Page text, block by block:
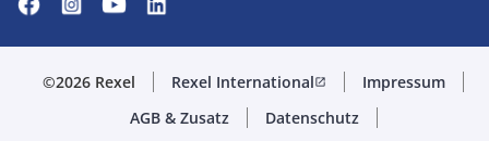
©2026 Rexel Rexel Internationalopen_in_new
Impressum
AGB & Zusatz
Datenschutz